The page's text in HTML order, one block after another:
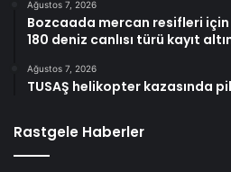
Ağustos 7, 2026
Bozcaada mercan resifleri
180 deniz canlısı türü kayıt
Ağustos 7, 2026
TUSAŞ helikopter kazasında
Rastgele Haberler